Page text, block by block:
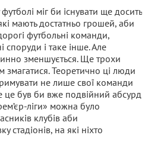
міг би існувати ще досить
мають достатньо грошей, аби
футбольні команди,
споруди і таке інше. Але
зменшується. Ще трохи
змагатися. Теоретично ці люди
не лише свої команди
це був би вже подвійний абсурд
ліги» можна було
клубів аби
стадіонів, на які ніхто